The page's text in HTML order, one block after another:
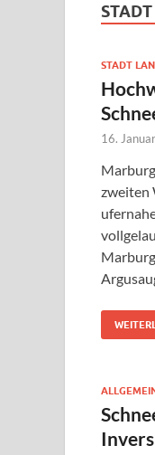
STADT
STADT
16.
zweiten